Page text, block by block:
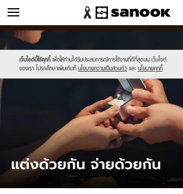
ข่าว
เว็บไซต์นี้ใช้คุกกี้ เพื่อให้ท่านได้รับประสบการณ์การใช้งานที่ดีที่สุดบน เว็บไซต์
ของเรา โปรดศึกษาเพิ่มเติมที่ นโยบายความเป็นส่วนตัว และ นโยบายคุกกี้
Sanook
//s.isanook.com/sr/0/images/logo-
new-
sanook.png
600
60
//s.isanook.com/ns/0/ud/1738/8690402/307830.jpg